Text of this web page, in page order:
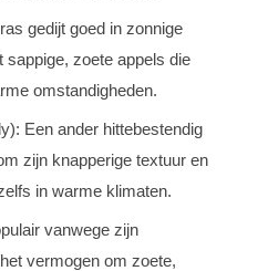
gedijt goed in zonnige
sappige, zoete appels die
omstandigheden.
Een ander hittebestendig
zijn knapperige textuur en
in warme klimaten.
vanwege zijn
vermogen om zoete,